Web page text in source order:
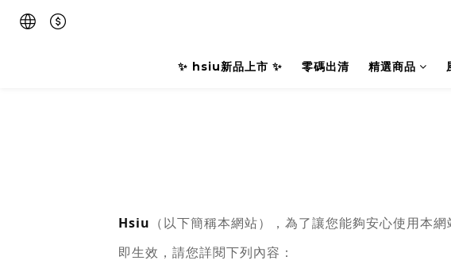
✨ hsiu新品上市 ✨ 零碼出清 精選商品
Hsiu （以下簡稱本網站），為了讓您能夠安心使用本
即生效，請您詳閱下列內容：